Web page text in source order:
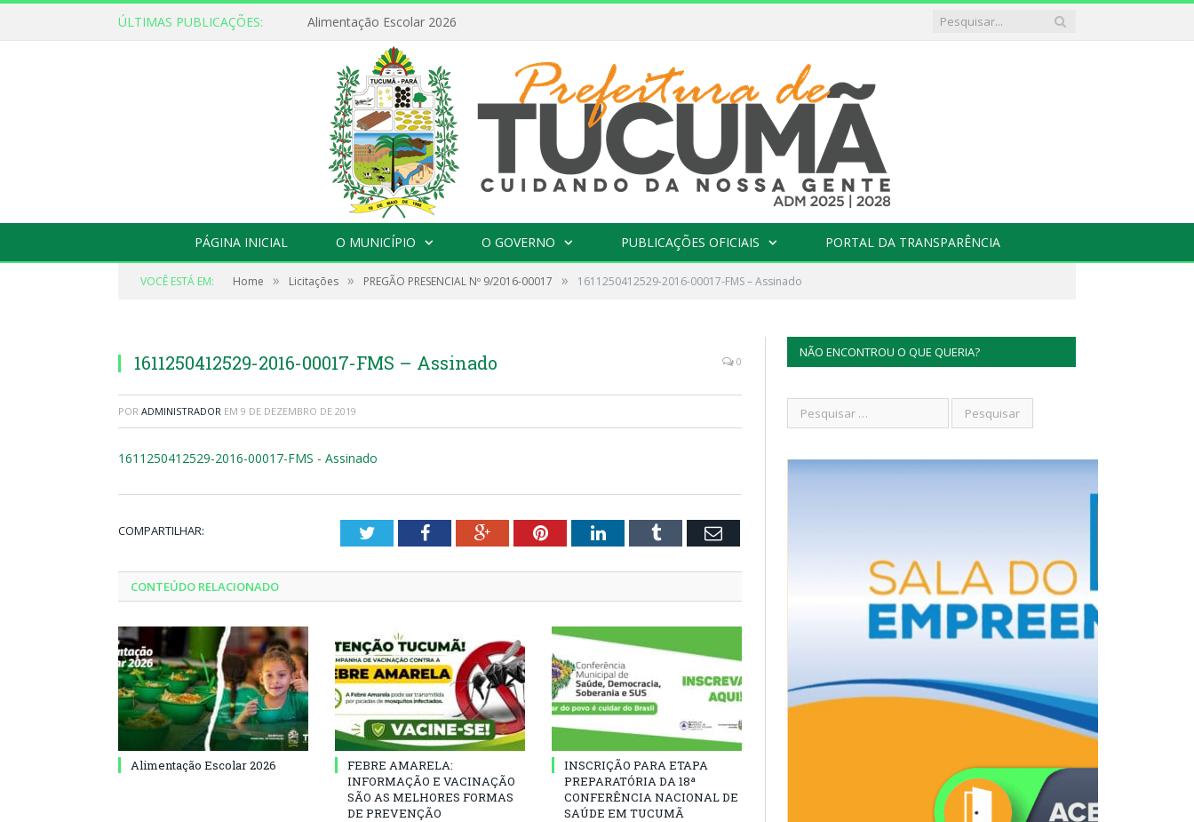
ÚLTIMAS PUBLICAÇÕES: Alimentação Escolar 2026
PÁGINA INICIAL O MUNICÍPIO O GOVERNO PUBLICAÇÕES OFICIAIS PORTAL DA TRANSPARÊNCIA
VOCÊ ESTÁ EM: Home » Licitações » PREGÃO PRESENCIAL Nº 9/2016-00017 » 1611250412529-2016-00017-FMS – Assinado
1611250412529-2016-00017-FMS – Assinado 0
POR ADMINISTRADOR EM 9 DE DEZEMBRO DE 2019
1611250412529-2016-00017-FMS - Assinado
COMPARTILHAR: TwitterFacebookGoogle+PinterestLinkedInTumblr Email
CONTEÚDO RELACIONADO
Alimentação Escolar 2026
FEBRE AMARELA:
INFORMAÇÃO E VACINAÇÃO
SÃO AS MELHORES FORMAS
DE PREVENÇÃO
INSCRIÇÃO PARA ETAPA
PREPARATÓRIA DA 18ª
CONFERÊNCIA NACIONAL DE
SAÚDE EM TUCUMÃ
NÃO ENCONTROU O QUE QUERIA?